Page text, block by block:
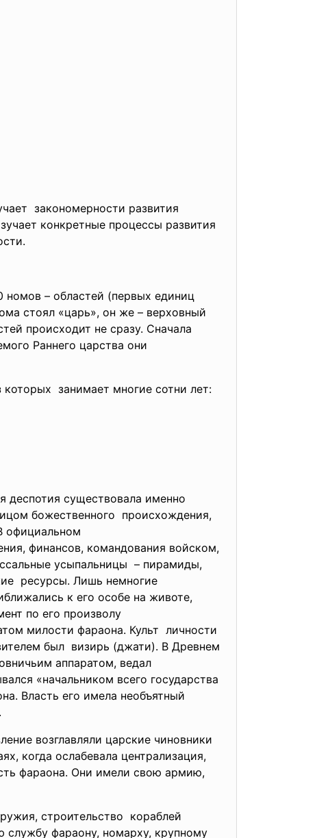
закономерности развития
конкретные процессы развития
номов – областей (первых единиц
стоял «царь», он же – верховный
происходит не сразу. Сначала
Раннего царства они
занимает многие сотни лет:
деспотия существовала именно
божественного происхождения,
официальном
финансов, командования войском,
усыпальницы – пирамиды,
ресурсы. Лишь немногие
к его особе на животе,
по его произволу
милости фараона. Культ личности
был визирь (джати). В Древнем
аппаратом, ведал
«начальником всего государства
Власть его имела необъятный
возглавляли царские чиновники
когда ослабевала централизация,
фараона. Они имели свою армию,
строительство кораблей
фараону, номарху, крупному